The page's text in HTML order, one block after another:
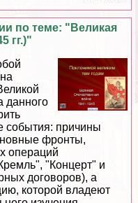
по теме: "Великая
гг.)"
данного
события: причины
фронты,
операций
"Концерт" и
договоров), а
которой владеют